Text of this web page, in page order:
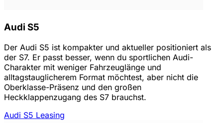
Audi S5
Der Audi S5 ist kompakter und aktueller positioniert als
der S7. Er passt besser, wenn du sportlichen Audi-
Charakter mit weniger Fahrzeuglänge und
alltagstauglicherem Format möchtest, aber nicht die
Oberklasse-Präsenz und den großen
Heckklappenzugang des S7 brauchst.
Audi S5 Leasing